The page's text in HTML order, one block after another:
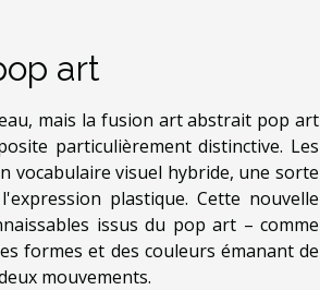
art
mais la fusion art abstrait pop art
particulièrement distinctive. Les
visuel hybride, une sorte
plastique. Cette nouvelle
issus du pop art – comme
formes et des couleurs émanant de
mouvements.